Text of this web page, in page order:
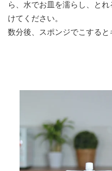
ら、水でお皿を濡らし、と
けてください。
数分後、スポンジでこすると